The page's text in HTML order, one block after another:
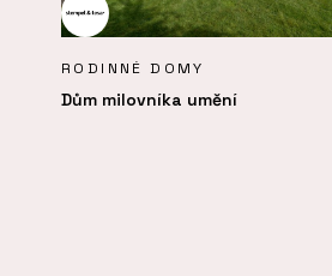
RODINNÉ DOMY
Dům milovníka umění